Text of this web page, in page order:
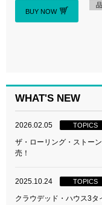
BUY NOW
WHAT'S NEW
2026.02.05 TOPICS
ザ・ローリング・ストー
売！
2025.10.24 TOPICS
クラウデッド・ハウス3タ